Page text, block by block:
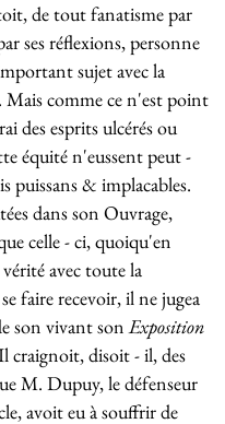
de tout fanatisme par
ses réflexions, personne
sujet avec la
comme ce n'est point
des esprits ulcérés ou
équité n'eussent peut -
puissans & implacables.
dans son Ouvrage,
celle - ci, quoiqu'en
avec toute la
faire recevoir, il ne jugea
son vivant sonExposition
craignoit, disoit - il, des
M. Dupuy, le défenseur
avoit eu à souffrir de